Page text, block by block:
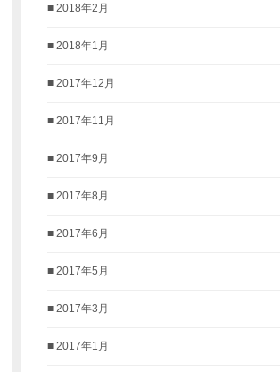
2018年2月
2018年1月
2017年12月
2017年11月
2017年9月
2017年8月
2017年6月
2017年5月
2017年3月
2017年1月